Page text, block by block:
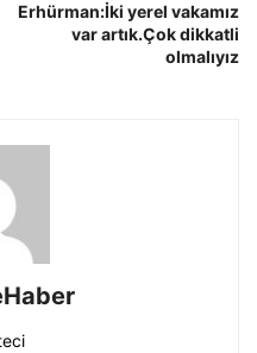
Erhürman:İki yerel vakamız
var artık.Çok dikkatli
olmalıyız